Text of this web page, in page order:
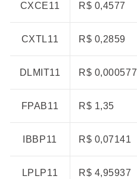
CXCE11 R$ 0,4577
CXTL11 R$ 0,2859
DLMIT11 R$ 0,000577
FPAB11 R$ 1,35
IBBP11 R$ 0,07141
LPLP11 R$ 4,95937